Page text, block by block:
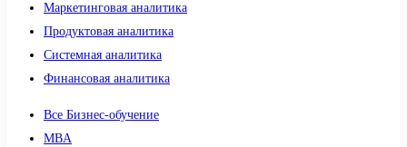
Маркетинговая аналитика
Продуктовая аналитика
Системная аналитика
Финансовая аналитика
Все Бизнес-обучение
MBA